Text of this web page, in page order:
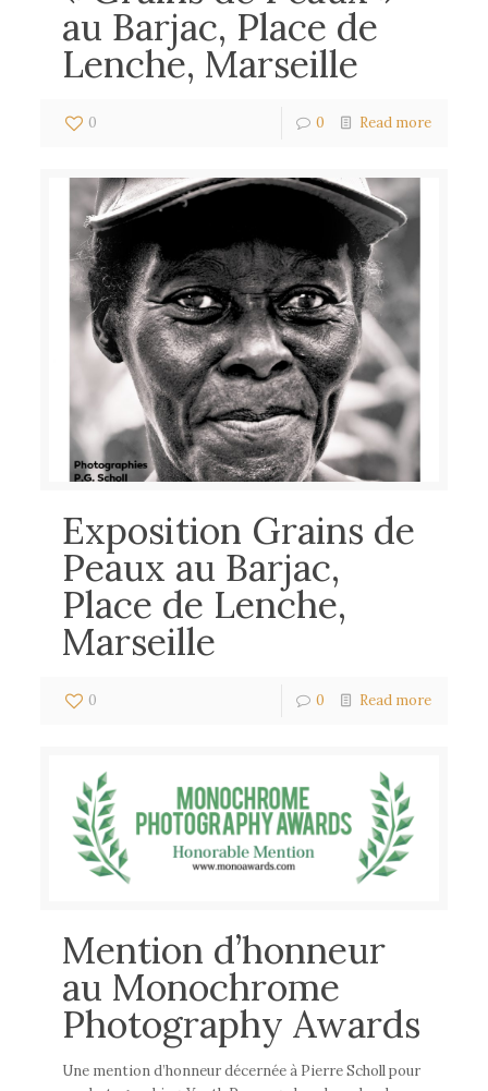
au Barjac, Place de
Lenche, Marseille
0 0 Read more
Exposition Grains de
Peaux au Barjac,
Place de Lenche,
Marseille
0 0 Read more
Mention d’honneur
au Monochrome
Photography Awards
Une mention d’honneur décernée à Pierre Scholl pour